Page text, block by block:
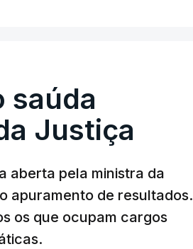
saúda
Justiça
aberta pela ministra da
apuramento de resultados.
os que ocupam cargos